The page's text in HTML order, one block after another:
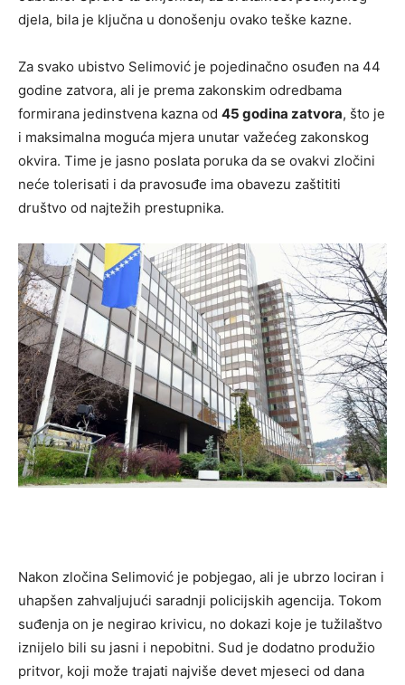
djela, bila je ključna u donošenju ovako teške kazne.
Za svako ubistvo Selimović je pojedinačno osuđen na 44
godine zatvora, ali je prema zakonskim odredbama
formirana jedinstvena kazna od 45 godina zatvora, što je
i maksimalna moguća mjera unutar važećeg zakonskog
okvira. Time je jasno poslata poruka da se ovakvi zločini
neće tolerisati i da pravosuđe ima obavezu zaštititi
društvo od najtežih prestupnika.
Nakon zločina Selimović je pobjegao, ali je ubrzo lociran i
uhapšen zahvaljujući saradnji policijskih agencija. Tokom
suđenja on je negirao krivicu, no dokazi koje je tužilaštvo
iznijelo bili su jasni i nepobitni. Sud je dodatno produžio
pritvor, koji može trajati najviše devet mjeseci od dana